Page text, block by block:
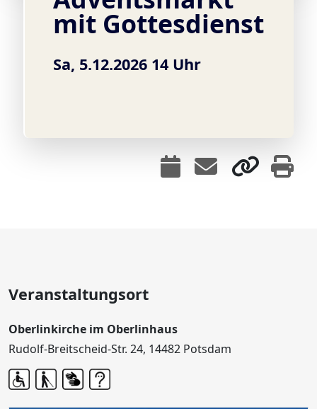
mit Gottesdienst
Sa, 5.12.2026 14 Uhr
Veranstaltungsort
Oberlinkirche im Oberlinhaus
Rudolf-Breitscheid-Str. 24, 14482 Potsdam